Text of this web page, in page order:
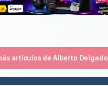
artículos de Alberto Delgado